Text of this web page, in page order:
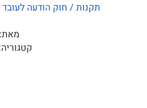
תקנות / חוק הודעה לעובד
מאת:
קטגוריה: